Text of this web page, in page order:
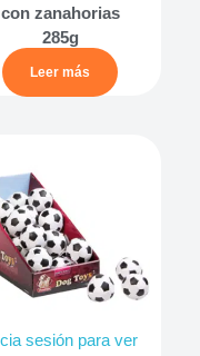
con zanahorias
285g
Leer más
sesión para ver